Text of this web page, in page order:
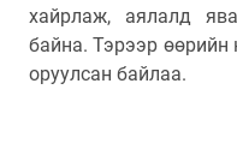
хайрлаж, аялалд
байна. Тэрээр
оруулсан байлаа.